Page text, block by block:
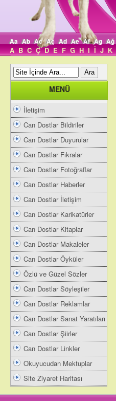
Aa Ab Ac Aç Ad Ae Af Ag Ağ
A B C Ç D E F G H I İ J K
MENÜ
İletişim
Can Dostlar Bildiriler
Can Dostlar Duyurular
Can Dostlar Fıkralar
Can Dostlar Fotoğraflar
Can Dostlar Haberler
Can Dostlar İletişim
Can Dostlar Karikatürler
Can Dostlar Kitaplar
Can Dostlar Makaleler
Can Dostlar Öyküler
Özlü ve Güzel Sözler
Can Dostlar Söyleşiler
Can Dostlar Reklamlar
Can Dostlar Sanat Yaratıları
Can Dostlar Şiirler
Can Dostlar Linkler
Okuyucudan Mektuplar
Site Ziyaret Haritası